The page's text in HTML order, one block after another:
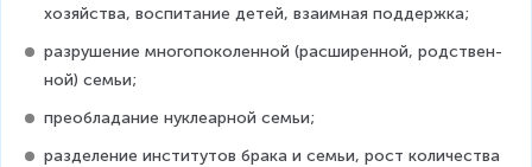
хозяйства, воспитание детей, взаимная поддержка;
разрушение многопоколенной (расширенной, родствен­
ной) семьи;
преобладание нуклеарной семьи;
разделение институтов брака и семьи, рост количества